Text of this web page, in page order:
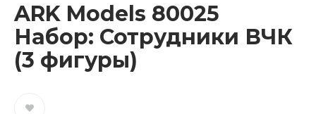
ARK Models 80025
Набор: Сотрудники ВЧК
(3 фигуры)